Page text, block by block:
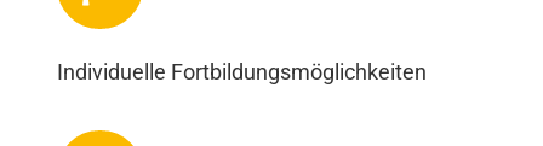
Individuelle Fortbildungsmöglichkeiten